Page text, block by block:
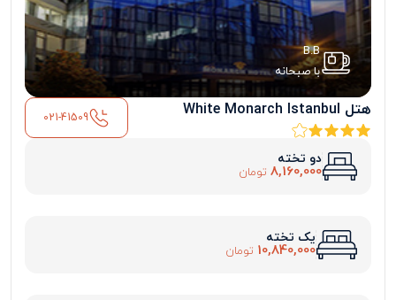
B.B
با صبحانه
هتل White Monarch Istanbul 021-41509
دو تخته
8,160,000 تومان
یک تخته
10,840,000 تومان